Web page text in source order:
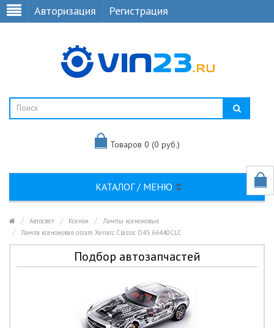
Авторизация Регистрация
Товаров 0 (0 руб.)
КАТАЛОГ / МЕНЮ
Автосвет Ксенон
Лампы ксеноновые
Лампа ксеноновая osram Xenarc Classic D4S 66440CLC
Подбор автозапчастей